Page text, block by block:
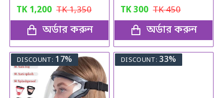
TK 1,200 TK1,350
অর্ডার করুন
TK300 TK450
অর্ডার করুন
DISCOUNT: 17% DISCOUNT: 33%